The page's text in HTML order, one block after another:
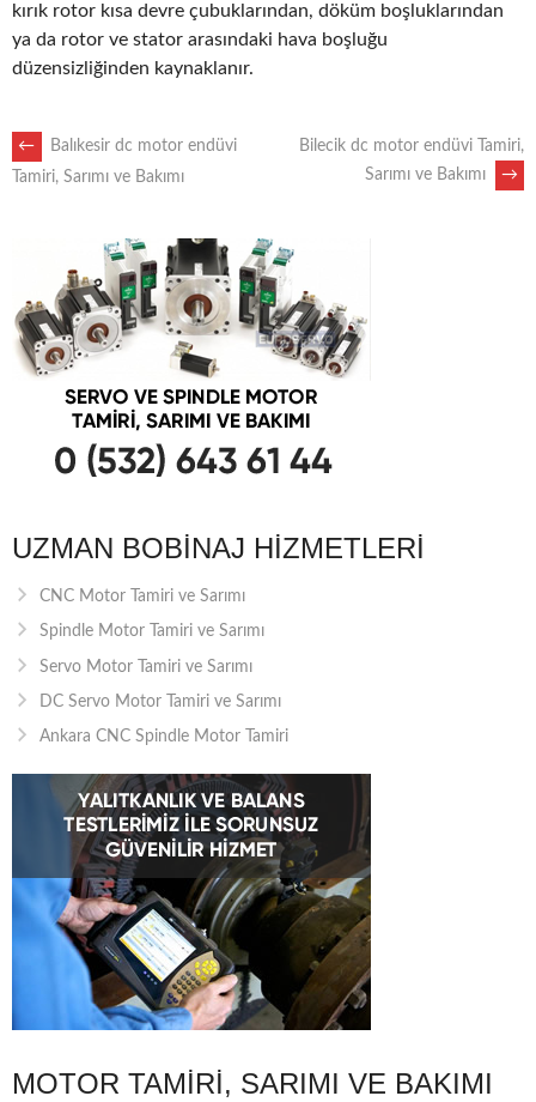
kırık rotor kısa devre çubuklarından, döküm boşluklarından
ya da rotor ve stator arasındaki hava boşluğu
düzensizliğinden kaynaklanır.
POST
NAVIGATION
←
Balıkesir dc motor endüvi
Tamiri, Sarımı ve Bakımı
Bilecik dc motor endüvi Tamiri,
Sarımı ve Bakımı
→
UZMAN BOBINAJ HIZMETLERI
CNC Motor Tamiri ve Sarımı
Spindle Motor Tamiri ve Sarımı
Servo Motor Tamiri ve Sarımı
DC Servo Motor Tamiri ve Sarımı
Ankara CNC Spindle Motor Tamiri
MOTOR TAMIRI, SARIMI VE BAKIMI